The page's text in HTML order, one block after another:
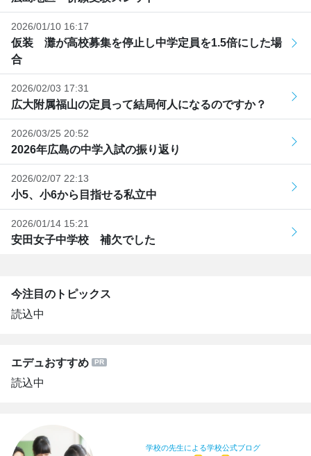
2026/01/10 16:17
仮装 灘が高校募集を停止し中学定員を1.5倍にした場
合
2026/02/03 17:31
広大附属福山の定員って結局何人になるのですか？
2026/03/25 20:52
2026年広島の中学入試の振り返り
2026/02/07 22:13
小5、小6から目指せる私立中
2026/01/14 15:21
安田女子中学校 補欠でした
今注目のトピックス
読込中
エデュおすすめ
読込中
学校の先生による学校公式ブログ